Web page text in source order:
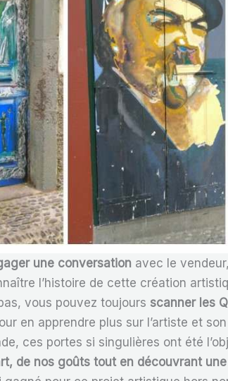
une conversation avec le
l’histoire de cette création
vous pouvez toujours scanner les
en apprendre plus sur l’artiste et
ces portes si singulières ont été
de nos goûts tout en découvrant